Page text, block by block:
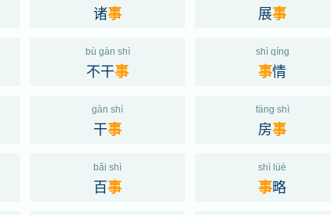
诸事 展事
bù gàn shì
不干事
shì qíng
事情
gàn shì
干事
fáng shì
房事
bǎi shì
百事
shì lüè
事略